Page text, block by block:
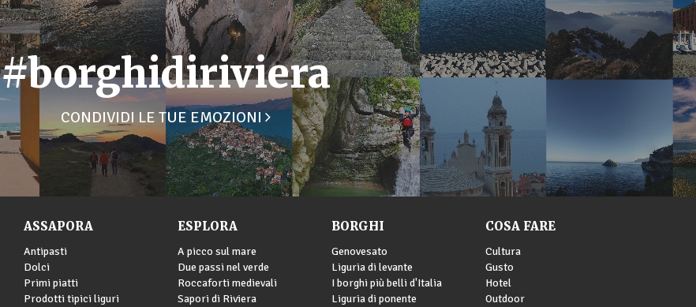
#borghidiriviera
CONDIVIDI LE TUE EMOZIONI
ASSAPORA
Antipasti
Dolci
Primi piatti
Prodotti tipici liguri
ESPLORA
A picco sul mare
Due passi nel verde
Roccaforti medievali
Sapori di Riviera
BORGHI
Genovesato
Liguria di levante
I borghi più belli d'Italia
Liguria di ponente
COSA FARE
Cultura
Gusto
Hotel
Outdoor